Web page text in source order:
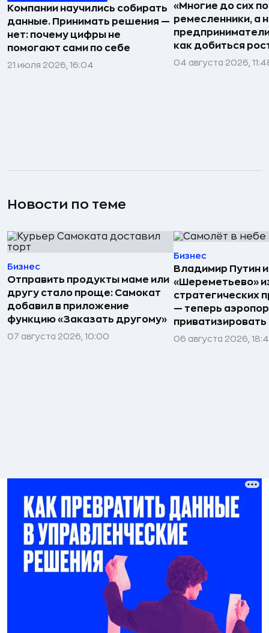
Компании научились собирать
данные. Принимать решения —
нет: почему цифры не
помогают сами по себе
21 июля 2026, 16:04
«Многие до сих
ремесленники, а
как добиться
04 августа 2026,
Новости по теме
Бизнес
Отправить продукты маме или
другу стало проще: Самокат
добавил в приложение
функцию «Заказать другому»
07 августа 2026, 10:00
Бизнес
Владимир Путин
«Шереметьево»
стратегических
— теперь
приватизировать
06 августа 2026,